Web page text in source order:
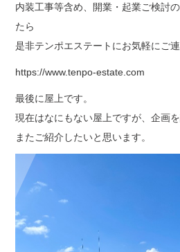
内装工事等含め、開業・起業ご検討
たら
是非テンポエステートにお気軽にご連
https://www.tenpo-estate.com
最後に屋上です。
現在はなにもない屋上ですが、企画
またご紹介したいと思います。